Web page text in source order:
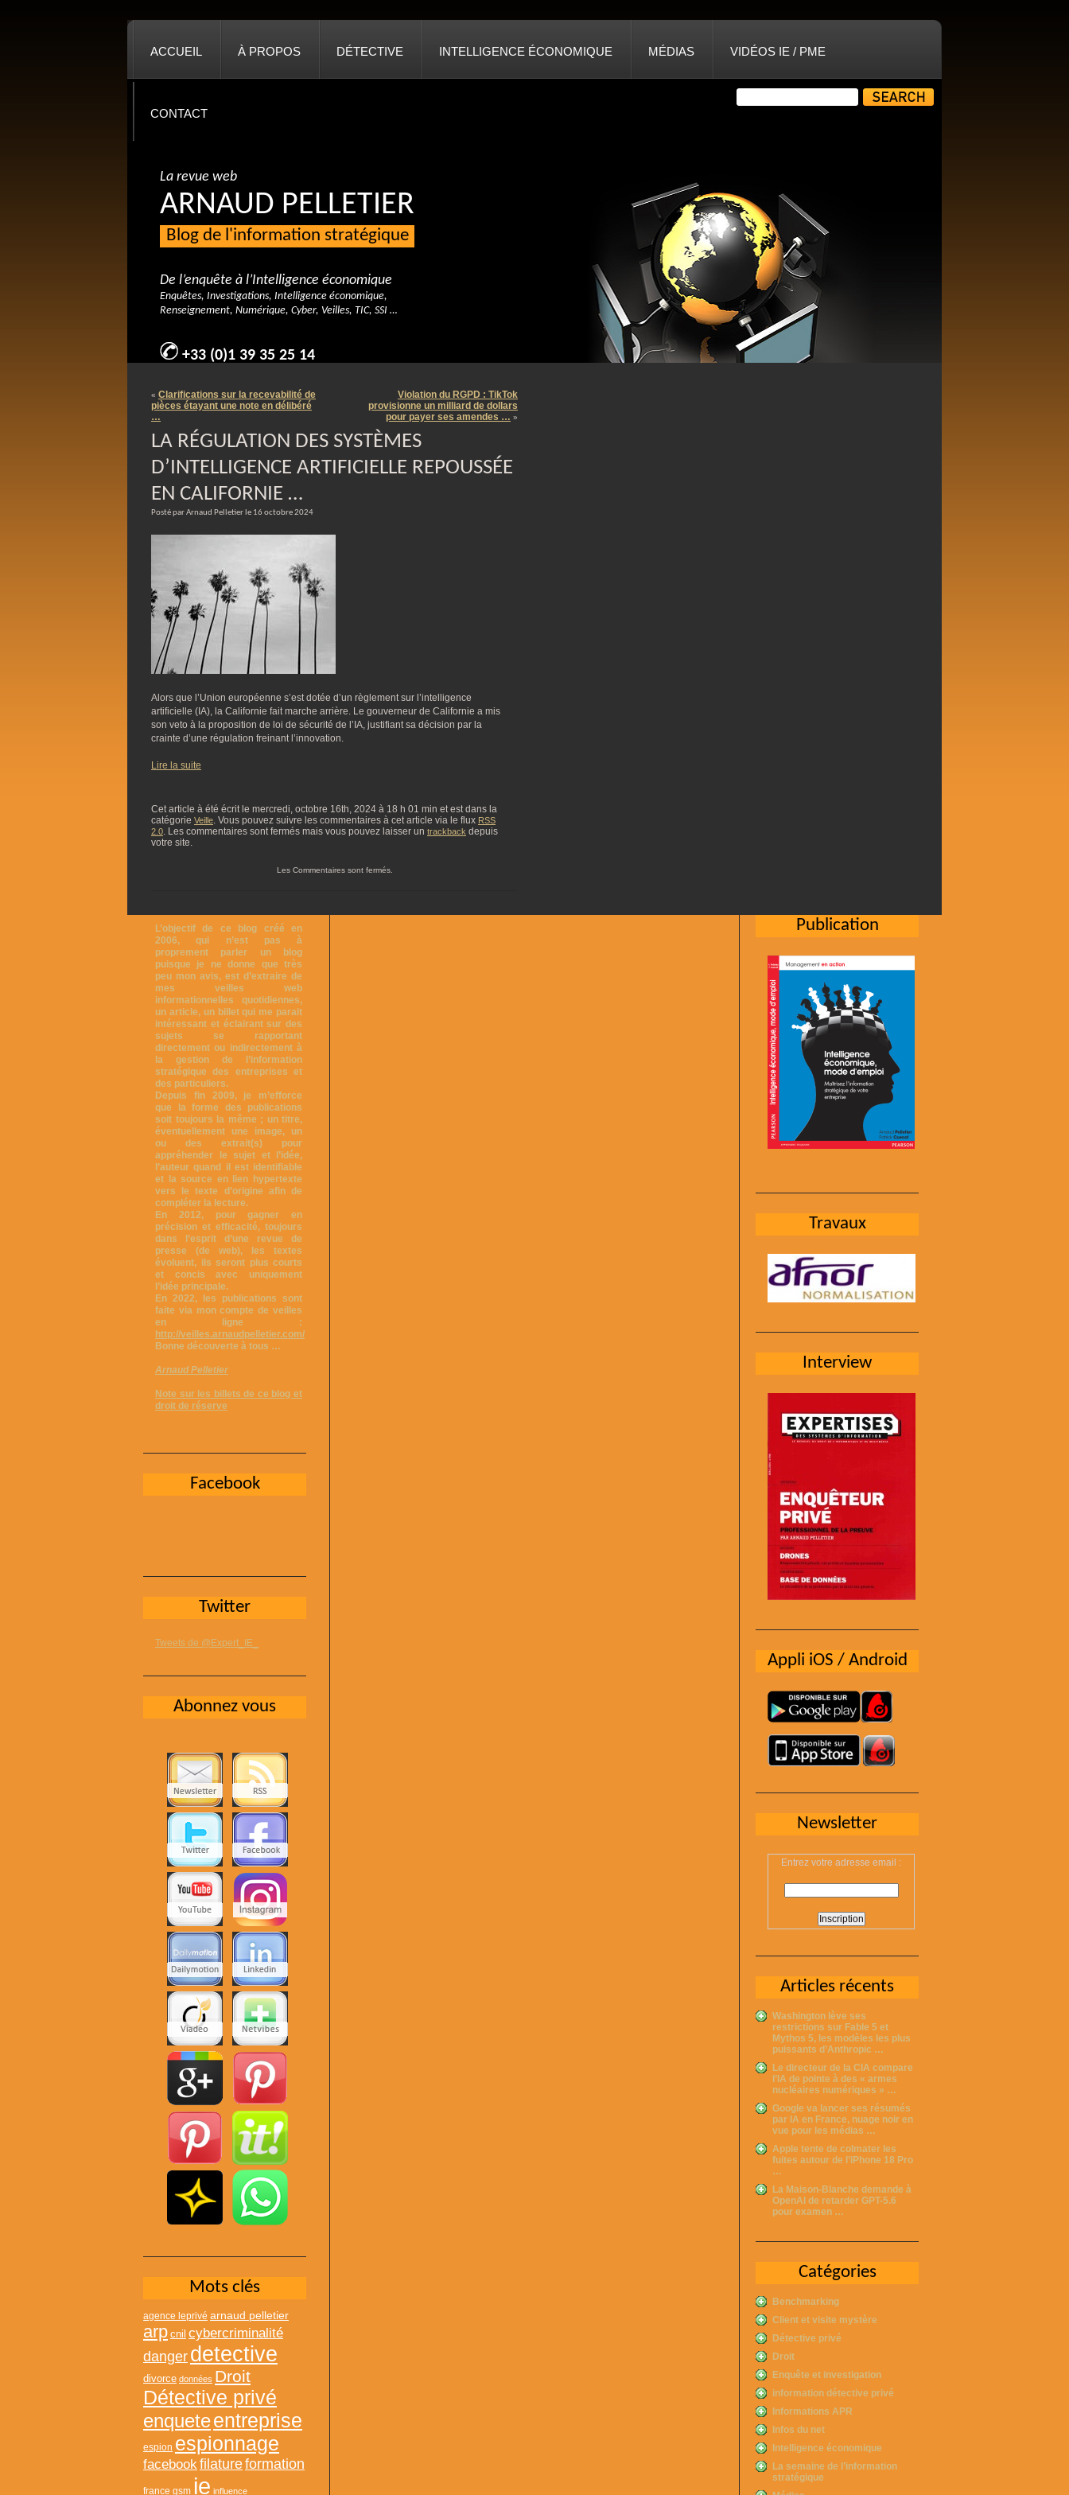
ACCUEIL À PROPOS DÉTECTIVE INTELLIGENCE ÉCONOMIQUE MÉDIAS VIDÉOS IE / PME
CONTACT
La revue web
ARNAUD PELLETIER
Blog de l'information stratégique
De l’enquête à l’Intelligence économique
Enquêtes, Investigations, Intelligence économique,
Renseignement, Numérique, Cyber, Veilles, TIC, SSI …
+33 (0)1 39 35 25 14
« Clarifications sur la recevabilité de
pièces étayant une note en délibéré
…
Violation du RGPD : TikTok
provisionne un milliard de dollars
pour payer ses amendes … »
LA RÉGULATION DES SYSTÈMES
D’INTELLIGENCE ARTIFICIELLE REPOUSSÉE
EN CALIFORNIE …
Posté par Arnaud Pelletier le 16 octobre 2024
Alors que l’Union européenne s’est dotée d’un règlement sur l’intelligence
artificielle (IA), la Californie fait marche arrière. Le gouverneur de Californie a mis
son veto à la proposition de loi de sécurité de l’IA, justifiant sa décision par la
crainte d’une régulation freinant l’innovation.
Lire la suite
Cet article à été écrit le mercredi, octobre 16th, 2024 à 18 h 01 min et est dans la
catégorie Veille. Vous pouvez suivre les commentaires à cet article via le flux RSS
2.0. Les commentaires sont fermés mais vous pouvez laisser un trackback depuis
votre site.
Les Commentaires sont fermés.
Publication
Travaux
Interview
Appli iOS / Android
Newsletter
Entrez votre adresse email :
Articles récents
Washington lève ses
restrictions sur Fable 5 et
Mythos 5, les modèles les plus
puissants d’Anthropic …
Le directeur de la CIA compare
l’IA de pointe à des « armes
nucléaires numériques » …
Google va lancer ses résumés
par IA en France, nuage noir en
vue pour les médias …
Apple tente de colmater les
fuites autour de l’iPhone 18 Pro
…
La Maison-Blanche demande à
OpenAI de retarder GPT-5.6
pour examen …
Catégories
Benchmarking
Client et visite mystère
Détective privé
Droit
Enquête et investigation
information détective privé
Informations APR
Infos du net
Intelligence économique
La semaine de l’information
stratégique
L’objectif de ce blog créé en
2006, qui n’est pas à
proprement parler un blog
puisque je ne donne que très
peu mon avis, est d’extraire de
mes veilles web
informationnelles quotidiennes,
un article, un billet qui me parait
intéressant et éclairant sur des
sujets se rapportant
directement ou indirectement à
la gestion de l’information
stratégique des entreprises et
des particuliers.
Depuis fin 2009, je m’efforce
que la forme des publications
soit toujours la même ; un titre,
éventuellement une image, un
ou des extrait(s) pour
appréhender le sujet et l’idée,
l’auteur quand il est identifiable
et la source en lien hypertexte
vers le texte d’origine afin de
compléter la lecture.
En 2012, pour gagner en
précision et efficacité, toujours
dans l’esprit d’une revue de
presse (de web), les textes
évoluent, ils seront plus courts
et concis avec uniquement
l’idée principale.
En 2022, les publications sont
faite via mon compte de veilles
en ligne :
http://veilles.arnaudpelletier.com/
Bonne découverte à tous …
Arnaud Pelletier
Note sur les billets de ce blog et
droit de réserve
Facebook
Twitter
Tweets de @Expert_IE_
Abonnez vous
Mots clés
agence leprivé arnaud pelletier
arp cnil cybercriminalité
danger detective
divorce données Droit
Détective privé
enqueteentreprise
espion espionnage
facebookfilatureformation
france gsm ie influence